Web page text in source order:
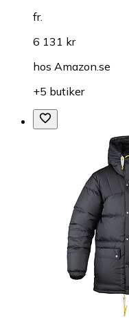
fr.
6 131 kr
hos Amazon.se
+5 butiker